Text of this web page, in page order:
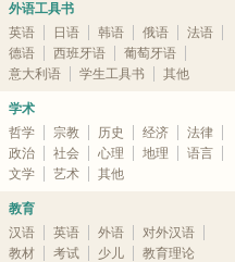
外语工具书
英语
日语 韩语 俄语
法语
德语
西班牙语
葡萄牙语
意大利语
学生工具书 其他
学术
哲学
宗教 历史 经济
法律
政治
社会 心理 地理
语言
文学
艺术 其他
教育
汉语
英语 外语
对外汉语
教材
考试 少儿 教育理论